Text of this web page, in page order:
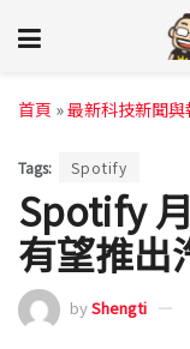
首頁 »最新科技新聞與
Tags: Spotify
Spotify
有望推出
byShengti